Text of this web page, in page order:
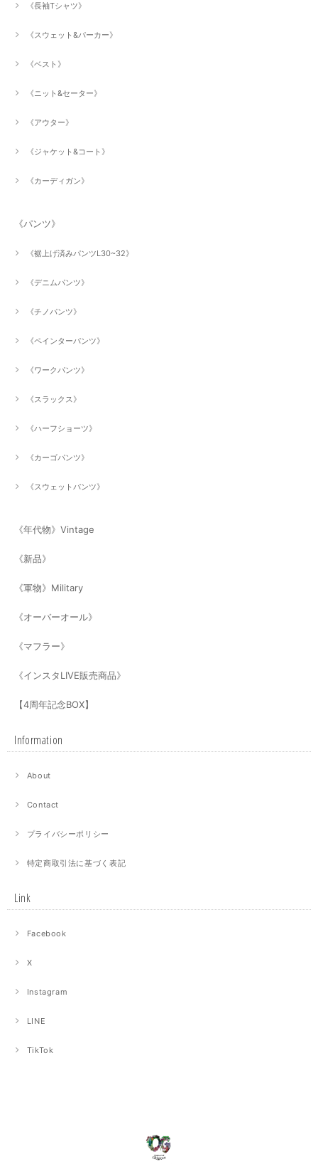
《長袖Tシャツ》
《スウェット&パーカー》
《ベスト》
《ニット&セーター》
《アウター》
《ジャケット&コート》
《カーディガン》
《パンツ》
《裾上げ済みパンツL30~32》
《デニムパンツ》
《チノパンツ》
《ペインターパンツ》
《ワークパンツ》
《スラックス》
《ハーフショーツ》
《カーゴパンツ》
《スウェットパンツ》
《年代物》Vintage
《新品》
《軍物》Military
《オーバーオール》
《マフラー》
《インスタLIVE販売商品》
【4周年記念BOX】
Information
About
Contact
プライバシーポリシー
特定商取引法に基づく表記
Link
Facebook
X
Instagram
LINE
TikTok